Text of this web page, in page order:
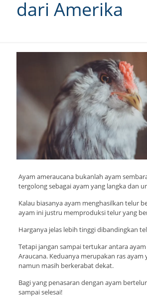
dari Amerika
Ayam ameraucana bukanlah ayam
tergolong sebagai ayam yang langka dan
Kalau biasanya ayam menghasilkan telur
ayam ini justru memproduksi telur yang
Harganya jelas lebih tinggi dibandingkan
Tetapi jangan sampai tertukar antara
Araucana. Keduanya merupakan ras ayam
namun masih berkerabat dekat.
Bagi yang penasaran dengan ayam
sampai selesai!